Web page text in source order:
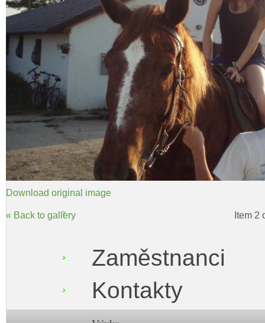
Download original image
« Back to gallery Item 2
Zaměstnanci
Kontakty